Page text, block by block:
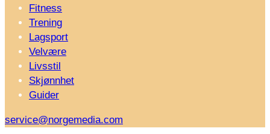
Fitness
Trening
Lagsport
Velvære
Livsstil
Skjønnhet
Guider
service@norgemedia.com